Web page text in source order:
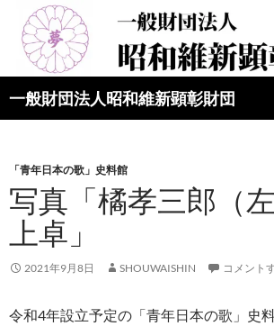
一般財団法人昭和維新顕彰財団
ン
ツ
へ
キ
ッ
「青年日本の歌」史料館
写真「橘孝三郎（
上卓」
2021年9月8日 SHOUWAISHIN コメント
令和4年設立予定の「青年日本の歌」史